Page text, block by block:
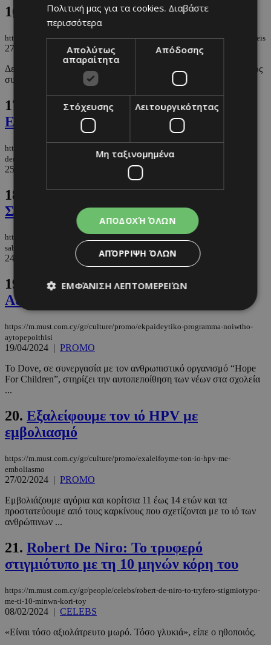
16. Βίαιοι έφηβοι…Φταίνε οι γονείς;
https://m.must.com.cy/gr/blogs/afroditi-dermata/biaioi-efiboi…ftaine-oi-goneis
27/09/2024
ΑΦΡΟΔΙΤΗ ΔΕΡΜΑΤΑ
Δεν υπάρχει ένα ενιαίο προφίλ για τα παιδιά που ασκούν βία, όμως
συχνά εμπλέκονται συγκεκριμένοι ψυχολογικοί και κοινωνικοί ...
17.
«Το Νησί των Χαμένων Δέντρων»,
Ελίφ Σαφάκ
https://m.must.com.cy/gr/blogs/androniki-lasithiotaki/to-nisi-ton-xamenon-
dentron-elif-safak
25/06/2024 ΑΝΔΡΟΝΙΚΗ ΛΑΣΗΘΙΩΤΑΚΗ
18.
10 προτάσεις για ένα αξέχαστο
Σαββατοκύριακο
https://m.must.com.cy/gr/culture/going-out/10-protaseis-gia-ena-axexasto-
sabbatokyriako
24/05/2024 GOING OUT
19.
Εκπαιδευτικό πρόγραμμα “Νοιώθω
Αυτοπεποίθηση”
https://m.must.com.cy/gr/culture/promo/ekpaideytiko-programma-noiwtho-
aytopepoithisi
19/04/2024 | PROMO
Το Dove, σε συνεργασία με τον ανθρωπιστικό οργανισμό “Hope
For Children”, στηρίζει την αυτοπεποίθηση των νέων στα σχολεία
...
20. Εξαλείφουμε τον ιό HPV με
εμβολιασμό
https://m.must.com.cy/gr/culture/promo/exaleifoyme-ton-io-hpv-me-
emboliasmo
27/02/2024 | PROMO
Εμβολιάζουμε αγόρια και κορίτσια 11 έως 14 ετών και τα
προστατεύουμε από τους καρκίνους που σχετίζονται με το ιό των
ανθρώπινων ...
21. Robert De Niro: Το τρυφερό
στιγμιότυπο με τη 10 μηνών κόρη του
https://m.must.com.cy/gr/people/celebs/robert-de-niro-to-tryfero-stigmiotypo-
me-ti-10-minwn-kori-toy
08/02/2024 | CELEBS
«Είναι τόσο αξιολάτρευτο μωρό. Τόσο γλυκιά», είπε ο ηθοποιός.
Πολιτική μας για τα cookies. Διαβάστε
περισσότερα
Απολύτως
απαραίτητα
Απόδοσης
Στόχευσης Λειτουργικότητας
Μη ταξινομημένα
ΑΠΟΔΟΧΉ ΌΛΩΝ
ΑΠΌΡΡΙΨΗ ΌΛΩΝ
ΕΜΦΆΝΙΣΗ ΛΕΠΤΟΜΕΡΕΙΏΝ
Στόχευσης
Μη ταξινομημένα
σύνδεση χρήστη και τη διαχείριση λογαριασμού.
Ο ιστότοπος δεν μπορεί να χρησιμοποιηθεί σωστά
χωρίς τα απολύτως απαραίτητα cookies.
Πεδίο
PinToTopCookie
__cf_bm